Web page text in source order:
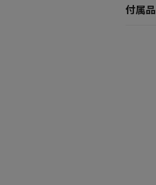
付属品